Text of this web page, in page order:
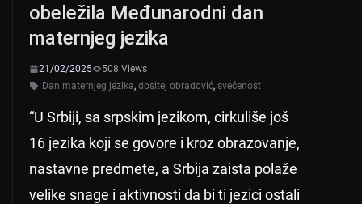
obeležila Međunarodni dan
maternjeg jezika
21/02/2025
508 Views
Dan maternjeg jezika, dositej obradović, svečenost
“U Srbiji, sa srpskim jezikom, cirkuliše još
16 jezika koji se govore i kroz obrazovanje,
nastavne predmete, a Srbija zaista polaže
velike snage i aktivnosti da bi ti jezici ostali